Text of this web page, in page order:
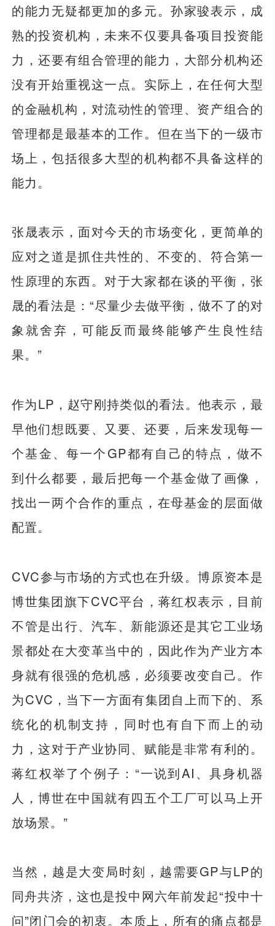
的能力无疑都更加的多元。孙家骏表示，成
熟的投资机构，未来不仅要具备项目投资能
力，还要有组合管理的能力，大部分机构还
没有开始重视这一点。实际上，在任何大型
的金融机构，对流动性的管理、资产组合的
管理都是最基本的工作。但在当下的一级市
场上，包括很多大型的机构都不具备这样的
能力。
张晟表示，面对今天的市场变化，更简单的
应对之道是抓住共性的、不变的、符合第一
性原理的东西。对于大家都在谈的平衡，张
晟的看法是：“尽量少去做平衡，做不了的对
象就舍弃，可能反而最终能够产生良性结
果。”
作为LP，赵守刚持类似的看法。他表示，最
早他们想既要、又要、还要，后来发现每一
个基金、每一个GP都有自己的特点，做不
到什么都要，最后把每一个基金做了画像，
找出一两个合作的重点，在母基金的层面做
配置。
CVC参与市场的方式也在升级。博原资本是
博世集团旗下CVC平台，蒋红权表示，目前
不管是出行、汽车、新能源还是其它工业场
景都处在大变革当中的，因此作为产业方本
身就有很强的危机感，必须要改变自己。作
为CVC，当下一方面有集团自上而下的、系
统化的机制支持，同时也有自下而上的动
力，这对于产业协同、赋能是非常有利的。
蒋红权举了个例子：“一说到AI、具身机器
人，博世在中国就有四五个工厂可以马上开
放场景。”
当然，越是大变局时刻，越需要GP与LP的
同舟共济，这也是投中网六年前发起“投中十
问”闭门会的初衷。本质上，所有的痛点都是